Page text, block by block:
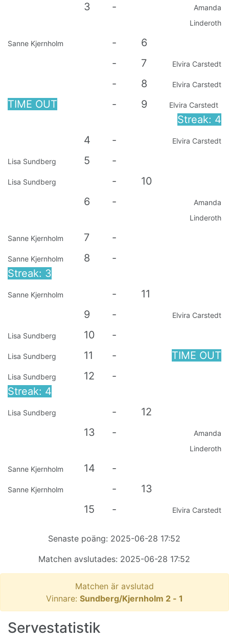
3 -
Amanda
Linderoth
Sanne Kjernholm -
6
-
7 Elvira Carstedt
- 8 Elvira Carstedt
TIME OUT - 9 Elvira Carstedt
Streak: 4
4
- Elvira Carstedt
Lisa Sundberg 5 -
Lisa Sundberg -
10
6
-
Amanda
Linderoth
Sanne Kjernholm 7 -
Sanne Kjernholm
Streak: 3
8 -
Sanne Kjernholm -
11
9
- Elvira Carstedt
Lisa Sundberg 10 -
Lisa Sundberg 11 - TIME OUT
Lisa Sundberg
Streak: 4
12 -
Lisa Sundberg -
12
13
-
Amanda
Linderoth
Sanne Kjernholm 14 -
Sanne Kjernholm -
13
15
- Elvira Carstedt
Senaste poäng: 2025-06-28 17:52
Matchen avslutades: 2025-06-28 17:52
Matchen är avslutad
Vinnare: Sundberg/Kjernholm 2 - 1
Servestatistik